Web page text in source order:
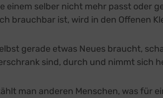
einem selber nicht mehr passt oder
brauchbar ist, wird in den Offenen
gerade etwas Neues braucht,
sind, durch und nimmt sich
man anderen Menschen, was für